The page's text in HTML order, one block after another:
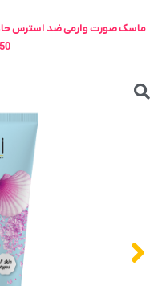
ماسک صورت وارمی ضد استرس
150